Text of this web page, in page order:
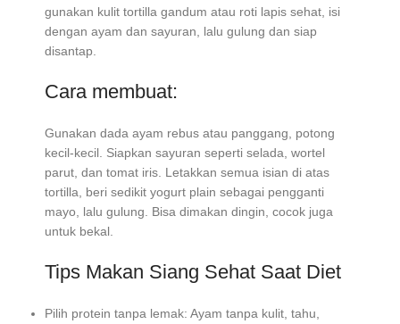
gunakan kulit tortilla gandum atau roti lapis sehat, isi
dengan ayam dan sayuran, lalu gulung dan siap
disantap.
Cara membuat:
Gunakan dada ayam rebus atau panggang, potong
kecil-kecil. Siapkan sayuran seperti selada, wortel
parut, dan tomat iris. Letakkan semua isian di atas
tortilla, beri sedikit yogurt plain sebagai pengganti
mayo, lalu gulung. Bisa dimakan dingin, cocok juga
untuk bekal.
Tips Makan Siang Sehat Saat Diet
Pilih protein tanpa lemak: Ayam tanpa kulit, tahu,